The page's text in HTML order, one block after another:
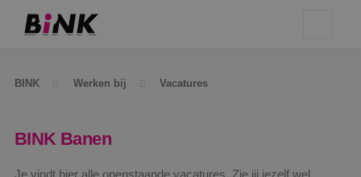
BINK Werken bij Vacatures
BINK Banen